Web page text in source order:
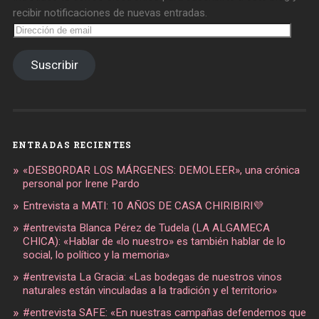
recibir notificaciones de nuevas entradas.
Dirección
de
Suscribir
ENTRADAS RECIENTES
«DESBORDAR LOS MÁRGENES: DEMOLEER», una crónica
personal por Irene Pardo
Entrevista a MATI: 10 AÑOS DE CASA CHIRIBIRI💜
#entrevista Blanca Pérez de Tudela (LA ALGAMECA
CHICA): «Hablar de «lo nuestro» es también hablar de lo
social, lo político y la memoria»
#entrevista La Gracia: «Las bodegas de nuestros vinos
naturales están vinculadas a la tradición y el territorio»
#entrevista SAFE: «En nuestras campañas defendemos que